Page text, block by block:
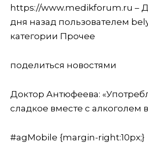
https://www.medikforum.ru –
дня назад пользователем
категории Прочее
поделиться новостями
Доктор Антюфеева:
сладкое вместе с алкоголем
#agMobile {margin-right:10px;}